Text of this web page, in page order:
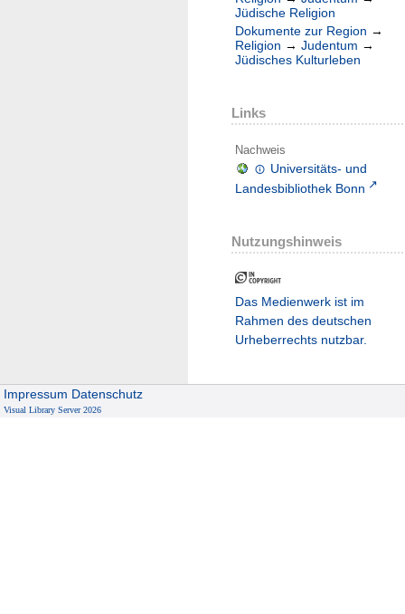
Jüdische Religion
Dokumente zur Region →
Religion → Judentum →
Jüdisches Kulturleben
Links
Nachweis
Universitäts- und
Landesbibliothek Bonn
Nutzungshinweis
Das Medienwerk ist im
Rahmen des deutschen
Urheberrechts nutzbar.
Impressum Datenschutz
Visual Library Server 2026